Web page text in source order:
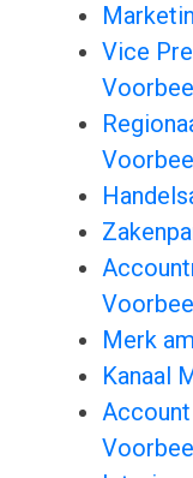
Vice
Merk
Kanaal